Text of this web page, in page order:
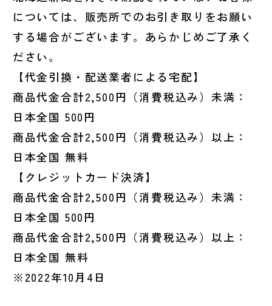
については、販売所でのお引き取りをお願い
する場合がございます。あらかじめご了承く
ださい。
【代金引換・配送業者による宅配】
商品代金合計2,500円（消費税込み）未満：
日本全国 500円
商品代金合計2,500円（消費税込み）以上：
日本全国 無料
【クレジットカード決済】
商品代金合計2,500円（消費税込み）未満：
日本全国 500円
商品代金合計2,500円（消費税込み）以上：
日本全国 無料
※2022年10月4日